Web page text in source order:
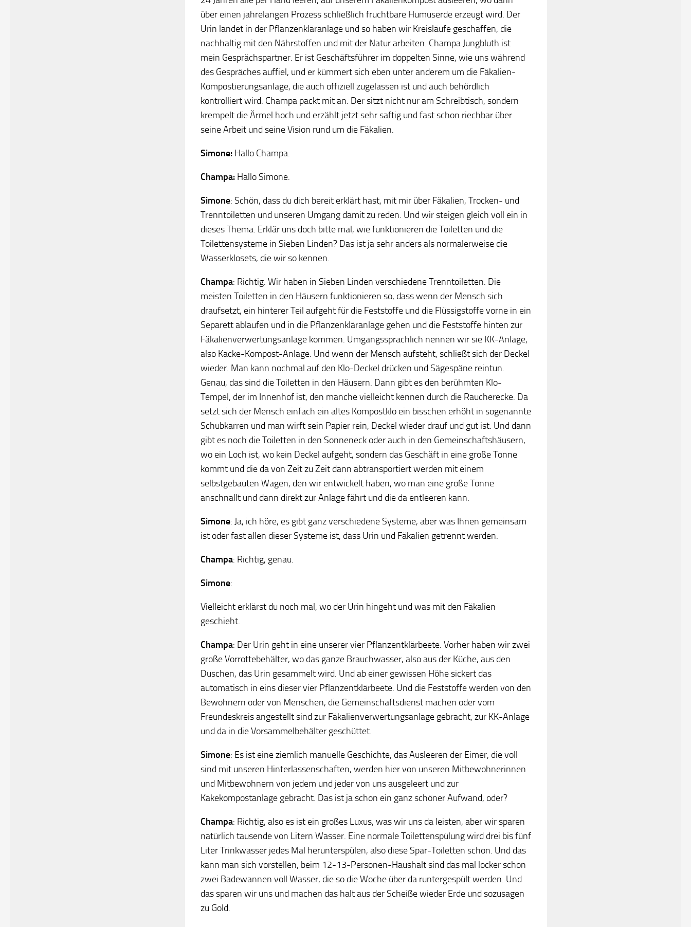
über einen jahrelangen Prozess schließlich fruchtbare Humuserde erzeugt wird. Der
Urin landet in der Pflanzenkläranlage und so haben wir Kreisläufe geschaffen, die
nachhaltig mit den Nährstoffen und mit der Natur arbeiten. Champa Jungbluth ist
mein Gesprächspartner. Er ist Geschäftsführer im doppelten Sinne, wie uns während
des Gespräches auffiel, und er kümmert sich eben unter anderem um die Fäkalien-
Kompostierungsanlage, die auch offiziell zugelassen ist und auch behördlich
kontrolliert wird. Champa packt mit an. Der sitzt nicht nur am Schreibtisch, sondern
krempelt die Ärmel hoch und erzählt jetzt sehr saftig und fast schon riechbar über
seine Arbeit und seine Vision rund um die Fäkalien.
Simone: Hallo Champa.
Champa: Hallo Simone.
Simone: Schön, dass du dich bereit erklärt hast, mit mir über Fäkalien, Trocken- und
Trenntoiletten und unseren Umgang damit zu reden. Und wir steigen gleich voll ein in
dieses Thema. Erklär uns doch bitte mal, wie funktionieren die Toiletten und die
Toilettensysteme in Sieben Linden? Das ist ja sehr anders als normalerweise die
Wasserklosets, die wir so kennen.
Champa: Richtig. Wir haben in Sieben Linden verschiedene Trenntoiletten. Die
meisten Toiletten in den Häusern funktionieren so, dass wenn der Mensch sich
draufsetzt, ein hinterer Teil aufgeht für die Feststoffe und die Flüssigstoffe vorne in ein
Separett ablaufen und in die Pflanzenkläranlage gehen und die Feststoffe hinten zur
Fäkalienverwertungsanlage kommen. Umgangssprachlich nennen wir sie KK-Anlage,
also Kacke-Kompost-Anlage. Und wenn der Mensch aufsteht, schließt sich der Deckel
wieder. Man kann nochmal auf den Klo-Deckel drücken und Sägespäne reintun.
Genau, das sind die Toiletten in den Häusern. Dann gibt es den berühmten Klo-
Tempel, der im Innenhof ist, den manche vielleicht kennen durch die Raucherecke. Da
setzt sich der Mensch einfach ein altes Kompostklo ein bisschen erhöht in sogenannte
Schubkarren und man wirft sein Papier rein, Deckel wieder drauf und gut ist. Und dann
gibt es noch die Toiletten in den Sonneneck oder auch in den Gemeinschaftshäusern,
wo ein Loch ist, wo kein Deckel aufgeht, sondern das Geschäft in eine große Tonne
kommt und die da von Zeit zu Zeit dann abtransportiert werden mit einem
selbstgebauten Wagen, den wir entwickelt haben, wo man eine große Tonne
anschnallt und dann direkt zur Anlage fährt und die da entleeren kann.
Simone: Ja, ich höre, es gibt ganz verschiedene Systeme, aber was Ihnen gemeinsam
ist oder fast allen dieser Systeme ist, dass Urin und Fäkalien getrennt werden.
Champa: Richtig, genau.
Simone:
Vielleicht erklärst du noch mal, wo der Urin hingeht und was mit den Fäkalien
geschieht.
Champa: Der Urin geht in eine unserer vier Pflanzentklärbeete. Vorher haben wir zwei
große Vorrottebehälter, wo das ganze Brauchwasser, also aus der Küche, aus den
Duschen, das Urin gesammelt wird. Und ab einer gewissen Höhe sickert das
automatisch in eins dieser vier Pflanzentklärbeete. Und die Feststoffe werden von den
Bewohnern oder von Menschen, die Gemeinschaftsdienst machen oder vom
Freundeskreis angestellt sind zur Fäkalienverwertungsanlage gebracht, zur KK-Anlage
und da in die Vorsammelbehälter geschüttet.
Simone: Es ist eine ziemlich manuelle Geschichte, das Ausleeren der Eimer, die voll
sind mit unseren Hinterlassenschaften, werden hier von unseren Mitbewohnerinnen
und Mitbewohnern von jedem und jeder von uns ausgeleert und zur
Kakekompostanlage gebracht. Das ist ja schon ein ganz schöner Aufwand, oder?
Champa: Richtig, also es ist ein großes Luxus, was wir uns da leisten, aber wir sparen
natürlich tausende von Litern Wasser. Eine normale Toilettenspülung wird drei bis fünf
Liter Trinkwasser jedes Mal herunterspülen, also diese Spar-Toiletten schon. Und das
kann man sich vorstellen, beim 12-13-Personen-Haushalt sind das mal locker schon
zwei Badewannen voll Wasser, die so die Woche über da runtergespült werden. Und
das sparen wir uns und machen das halt aus der Scheiße wieder Erde und sozusagen
zu Gold.